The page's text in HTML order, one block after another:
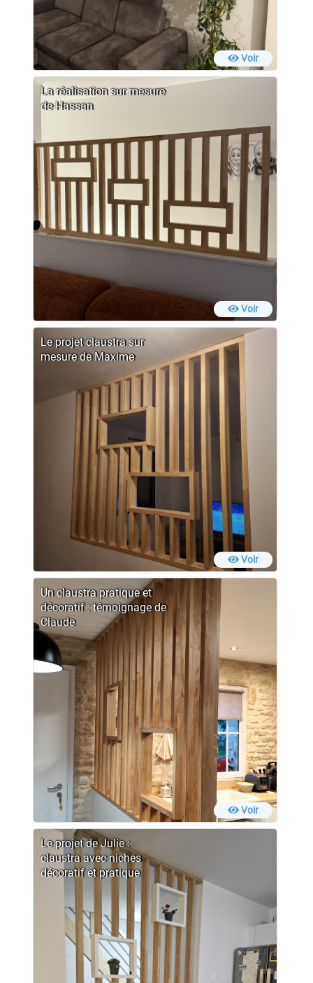
Voir
La réalisation sur mesure
de Hassan
Voir
Le projet claustra sur
mesure de Maxime
Voir
Un claustra pratique et
décoratif : témoignage de
Claude
Voir
Le projet de Julie :
claustra avec niches
décoratif et pratique